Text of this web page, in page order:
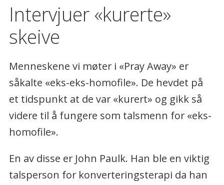
Intervjuer «kurerte»
skeive
Menneskene vi møter i «Pray Away» er
såkalte «eks-eks-homofile». De hevdet på
et tidspunkt at de var «kurert» og gikk så
videre til å fungere som talsmenn for «eks-
homofile».
En av disse er John Paulk. Han ble en viktig
talsperson for konverteringsterapi da han